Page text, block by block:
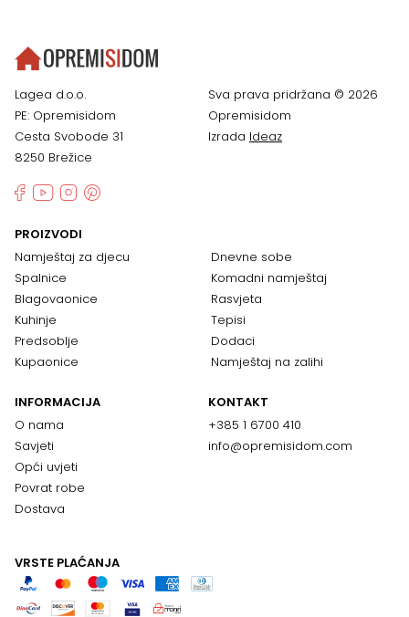
Lagea d.o.o.
PE: Opremisidom
Cesta Svobode 31
8250 Brežice
Sva prava pridržana © 2026
Opremisidom
Izrada Ideaz
PROIZVODI
Namještaj za djecu
Spalnice
Blagovaonice
Kuhinje
Predsoblje
Kupaonice
Dnevne sobe
Komadni namještaj
Rasvjeta
Tepisi
Dodaci
Namještaj na zalihi
INFORMACIJA
O nama
Savjeti
Opći uvjeti
Povrat robe
Dostava
KONTAKT
+385 1 6700 410
info@opremisidom.com
VRSTE PLAĆANJA